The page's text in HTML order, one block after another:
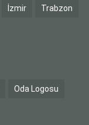
İzmir Trabzon
Oda Logosu